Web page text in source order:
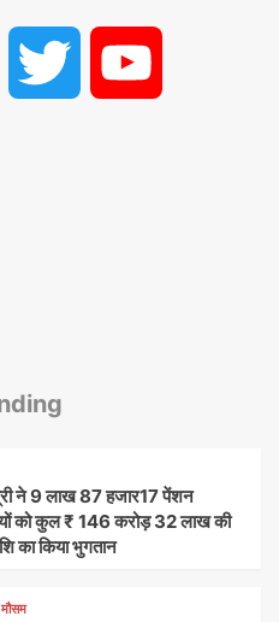
Pinterest Twitter
ने 9 लाख 87 हजार17 पेंशन
को कुल ₹ 146 करोड़ 32 लाख की
का किया भुगतान
मौसम